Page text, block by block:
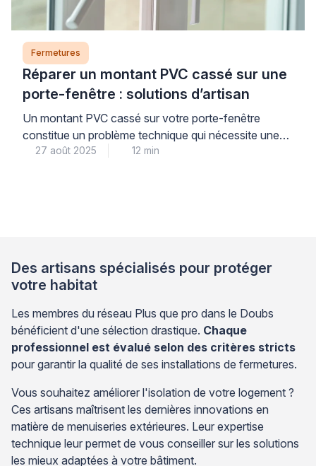
Fermetures
Réparer un montant PVC cassé sur une
porte-fenêtre : solutions d’artisan
Un montant PVC cassé sur votre porte-fenêtre
constitue un problème technique qui nécessite une
intervention appropriée pour maintenir l’intégrité de
27 août 2025 12 min
Des artisans spécialisés pour protéger
votre habitat
Les membres du réseau Plus que pro dans le Doubs
bénéficient d'une sélection drastique. Chaque
professionnel est évalué selon des critères stricts
pour garantir la qualité de ses installations de fermetures.
Vous souhaitez améliorer l'isolation de votre logement ?
Ces artisans maîtrisent les dernières innovations en
matière de menuiseries extérieures. Leur expertise
technique leur permet de vous conseiller sur les solutions
les mieux adaptées à votre bâtiment.